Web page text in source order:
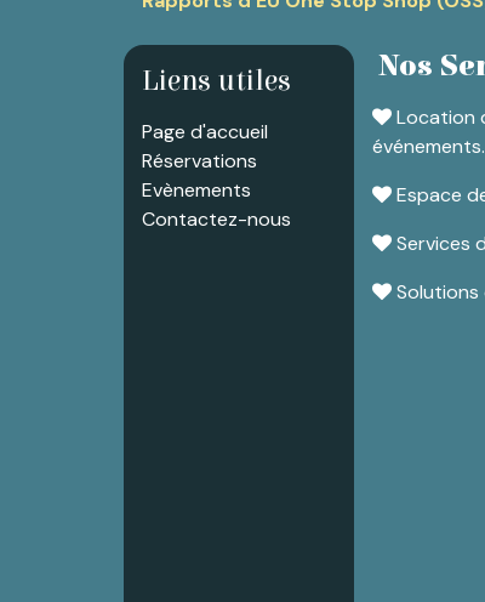
Liens utiles
Page d'accueil
Réservations
Evènements
Contactez-nous
Nos
Location
événements.
Espace
Services